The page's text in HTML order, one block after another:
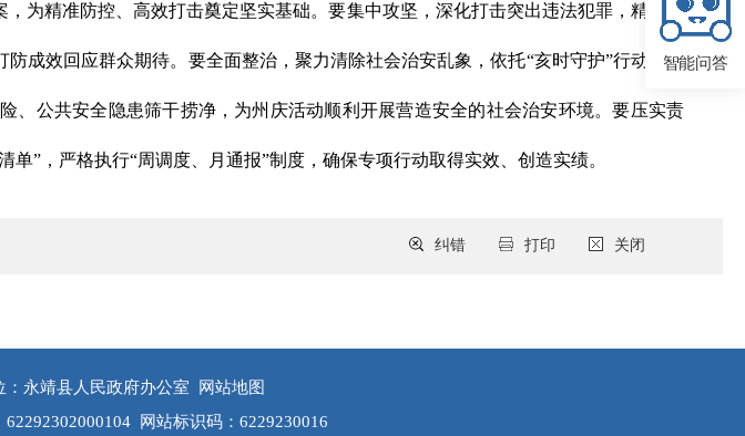
为精准防控、高效打击奠定坚实基础。要集中攻坚，深化打击突出违法犯罪，精准研
成效回应群众期待。要全面整治，聚力清除社会治安乱象，依托“亥时守护”行动，最
公共安全隐患筛干捞净，为州庆活动顺利开展营造安全的社会治安环境。要压实责
”，严格执行“周调度、月通报”制度，确保专项行动取得实效、创造实绩。
关闭
打印
纠错
：永靖县人民政府办公室
网站地图
网站标识码：6229230016
智能问答